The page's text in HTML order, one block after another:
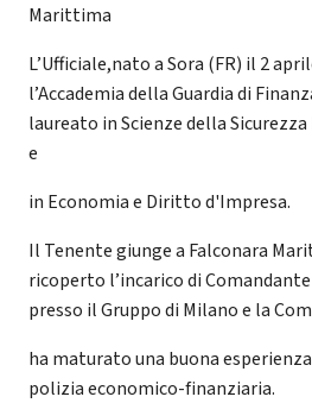
Marittima
L’Ufficiale,nato a Sora (FR) il 2
l’Accademia della Guardia di
laureato in Scienze della
e
in Economia e Diritto d'Impresa.
Il Tenente giunge a Falconara
ricoperto l’incarico di
presso il Gruppo di Milano e la
ha maturato una buona
polizia economico-finanziaria.